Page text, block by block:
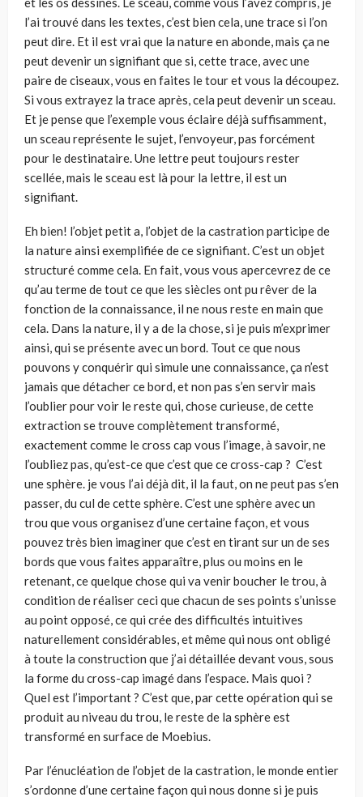
l’ai trouvé dans les textes, c’est bien cela, une trace si l’on
peut dire. Et il est vrai que la nature en abonde, mais ça ne
peut devenir un signifiant que si, cette trace, avec une
paire de ciseaux, vous en faites le tour et vous la découpez.
Si vous extrayez la trace après, cela peut devenir un sceau.
Et je pense que l’exemple vous éclaire déjà suffisamment,
un sceau représente le sujet, l’envoyeur, pas forcément
pour le destinataire. Une lettre peut toujours rester
scellée, mais le sceau est là pour la lettre, il est un
signifiant.
Eh bien! l’objet petit a, l’objet de la castration participe de
la nature ainsi exemplifiée de ce signifiant. C’est un objet
structuré comme cela. En fait, vous vous apercevrez de ce
qu’au terme de tout ce que les siècles ont pu rêver de la
fonction de la connaissance, il ne nous reste en main que
cela. Dans la nature, il y a de la chose, si je puis m’exprimer
ainsi, qui se présente avec un bord. Tout ce que nous
pouvons y conquérir qui simule une connaissance, ça n’est
jamais que détacher ce bord, et non pas s’en servir mais
l’oublier pour voir le reste qui, chose curieuse, de cette
extraction se trouve complètement transformé,
exactement comme le cross cap vous l’image, à savoir, ne
l’oubliez pas, qu’est-ce que c’est que ce cross-cap ? C’est
une sphère. je vous l’ai déjà dit, il la faut, on ne peut pas s’en
passer, du cul de cette sphère. C’est une sphère avec un
trou que vous organisez d’une certaine façon, et vous
pouvez très bien imaginer que c’est en tirant sur un de ses
bords que vous faites apparaître, plus ou moins en le
retenant, ce quelque chose qui va venir boucher le trou, à
condition de réaliser ceci que chacun de ses points s’unisse
au point opposé, ce qui crée des difficultés intuitives
naturellement considérables, et même qui nous ont obligé
à toute la construction que j’ai détaillée devant vous, sous
la forme du cross-cap imagé dans l’espace. Mais quoi ?
Quel est l’important ? C’est que, par cette opération qui se
produit au niveau du trou, le reste de la sphère est
transformé en surface de Moebius.
Par l’énucléation de l’objet de la castration, le monde entier
s’ordonne d’une certaine façon qui nous donne si je puis